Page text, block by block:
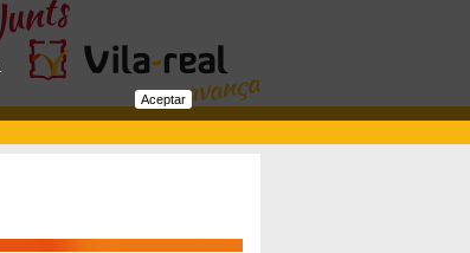
Aceptar